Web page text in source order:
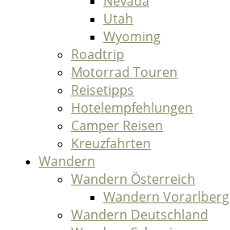
Utah
Wyoming
Roadtrip
Motorrad Touren
Reisetipps
Hotelempfehlungen
Camper Reisen
Kreuzfahrten
Wandern
Wandern Österreich
Wandern Vorarlberg
Wandern Deutschland